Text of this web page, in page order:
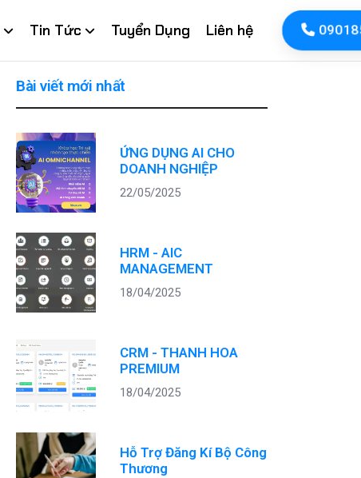
Tin Tức Tuyển Dụng Liên hệ
Bài viết mới nhất
ỨNG DỤNG AI CHO
DOANH NGHIỆP
22/05/2025
HRM - AIC
MANAGEMENT
18/04/2025
CRM - THANH HOA
PREMIUM
18/04/2025
Hỗ Trợ Đăng Kí Bộ Công
Thương